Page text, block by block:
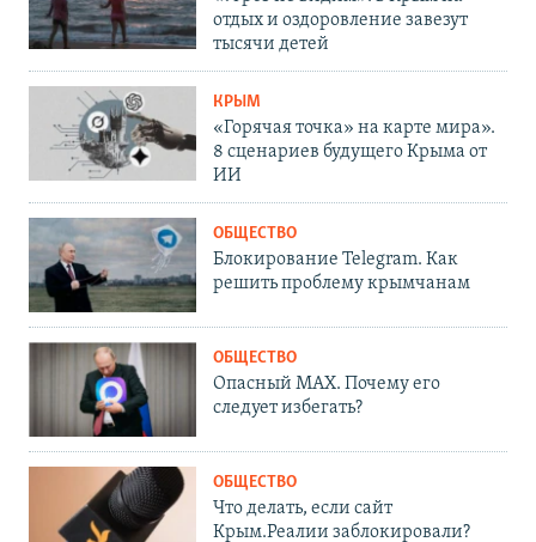
отдых и оздоровление завезут
тысячи детей
КРЫМ
«Горячая точка» на карте мира».
8 сценариев будущего Крыма от
ИИ
ОБЩЕСТВО
Блокирование Telegram. Как
решить проблему крымчанам
ОБЩЕСТВО
Опасный MAX. Почему его
следует избегать?
ОБЩЕСТВО
Что делать, если сайт
Крым.Реалии заблокировали?